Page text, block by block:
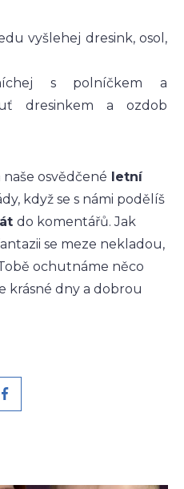
vyšlehej dresink, osol,
s polníčkem a
dresinkem a ozdob
naše osvědčené letní
když se s námi podělíš
do komentářů. Jak
se meze nekladou,
ochutnáme něco
krásné dny a dobrou